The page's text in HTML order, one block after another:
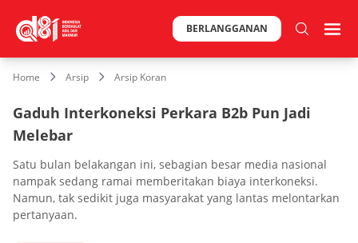
BERLANGGANAN
Home Arsip Arsip Koran
Gaduh Interkoneksi Perkara B2b Pun Jadi
Melebar
Satu bulan belakangan ini, sebagian besar media nasional
nampak sedang ramai memberitakan biaya interkoneksi.
Namun, tak sedikit juga masyarakat yang lantas melontarkan
pertanyaan.